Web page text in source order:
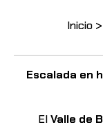
Inicio>
Escalada en
ElValle de